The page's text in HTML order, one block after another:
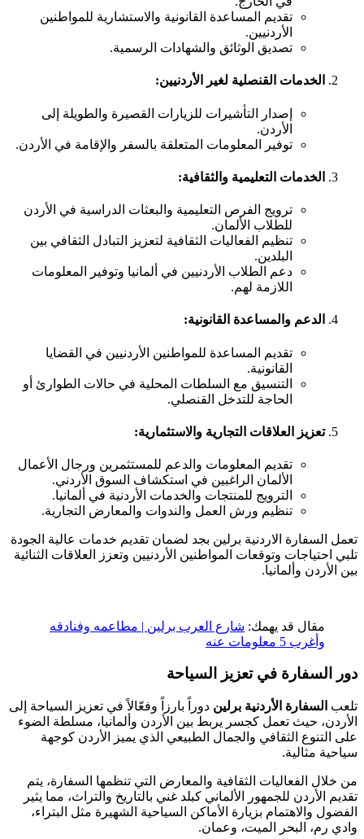
تقديم المساعدة القانونية والاستشارية للمواطنين
الأردنيين.
تصديق الوثائق والشهادات الرسمية.
الخدمات القنصلية لغير الأردنيين:
إصدار التأشيرات للزيارات القصيرة والطويلة إلى
الأردن.
توفير المعلومات المتعلقة بالسفر والإقامة في الأردن.
الخدمات التعليمية والثقافية:
ترويج الفرص التعليمية والبعثات الدراسية في الأردن
للطلاب الألمان.
تنظيم الفعاليات الثقافية لتعزيز التبادل الثقافي بين
البلدين.
دعم الطلاب الأردنيين في ألمانيا وتوفير المعلومات
اللازمة لهم.
الدعم والمساعدة القانونية:
تقديم المساعدة للمواطنين الأردنيين في القضايا
القانونية.
التنسيق مع السلطات المحلية في حالات الطوارئ أو
الحاجة للتدخل القنصلي.
تعزيز العلاقات التجارية والاستثمارية:
تقديم المعلومات والدعم للمستثمرين ورجال الأعمال
الألمان الراغبين في استكشاف السوق الأردني.
الترويج للمنتجات والخدمات الأردنية في ألمانيا.
تنظيم ورش العمل والندوات والمعارض التجارية.
تعمل السفارة الاردنية برلين بجد لضمان تقديم خدمات عالية الجودة
تلبي احتياجات وتوقعات المواطنين الأردنيين وتعزز العلاقات الثنائية
بين الأردن وألمانيا.
مقال قد يهمك: شارع العرب برلين | مطاعمه وفنادقه
وأغرب 5 معلومات عنه
دور السفارة في تعزيز السياحة
تلعب السفارة الأردنية برلين دوراً بارزاً وفعّالاً في تعزيز السياحة إلى
الأردن، حيث تعمل كجسر يربط بين الأردن وألمانيا، مسلطة الضوء
على التنوع الثقافي والجمال الطبيعي الذي يميز الأردن كوجهة
سياحية مثالية.
من خلال الفعاليات الثقافية والمعارض التي تنظمها السفارة، يتم
تقديم الأردن للجمهور الألماني كبلد غني بالتاريخ والتراث، مما يثير
الفضول والاهتمام بزيارة الأماكن السياحية الشهيرة مثل البتراء،
وادي رم، البحر الميت، وعمان.